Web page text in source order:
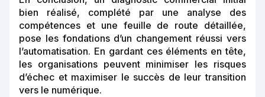
bien réalisé, complété par une analyse des
compétences et une feuille de route détaillée,
pose les fondations d’un changement réussi vers
l’automatisation. En gardant ces éléments en tête,
les organisations peuvent minimiser les risques
d’échec et maximiser le succès de leur transition
vers le numérique.